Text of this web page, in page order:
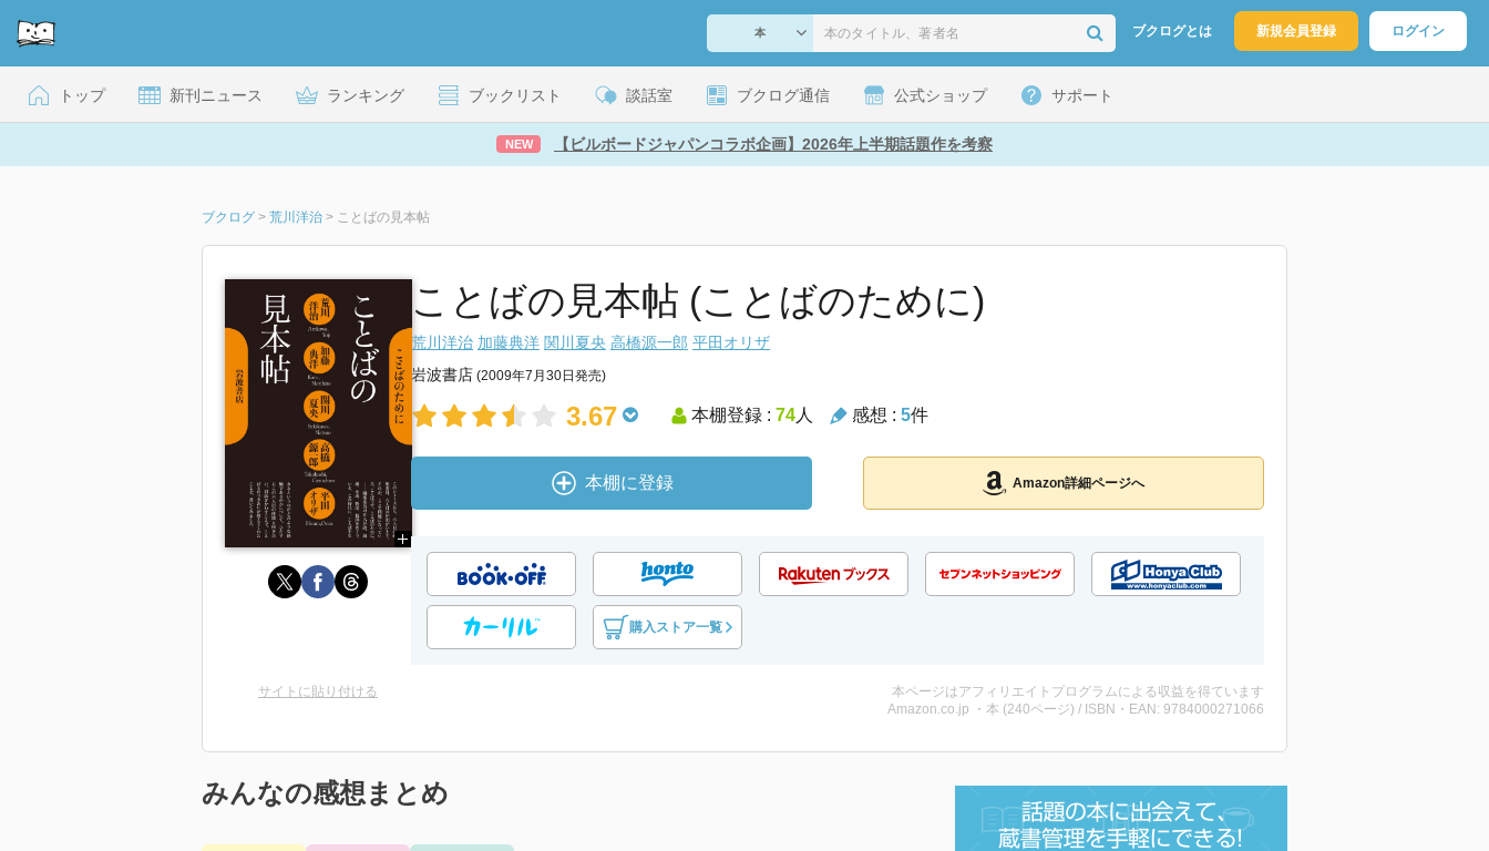
ブクログとは 新規会員登録 ログイン
トップ 新刊ニュース ランキング ブックリスト 談話室 ブクログ通信 公式ショップ サポート
NEW 【ビルボードジャパンコラボ企画】2026年上半期話題作を考察
ブクログ > 荒川洋治 > ことばの見本帖
ことばの見本帖 (ことばのために)
荒川洋治 加藤典洋 関川夏央 高橋源一郎 平田オリザ
岩波書店 (2009年7月30日発売)
3.67 本棚登録 : 74人 感想 : 5件
本棚に登録 Amazon詳細ページへ
購入ストア一覧
サイトに貼り付ける
本ページはアフィリエイトプログラムによる収益を得ています
Amazon.co.jp ・本 (240ページ) / ISBN・EAN: 9784000271066
みんなの感想まとめ